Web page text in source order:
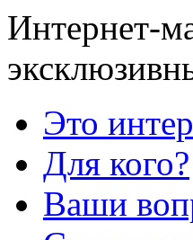
Интернет-
Это
Для кого?
Ваши